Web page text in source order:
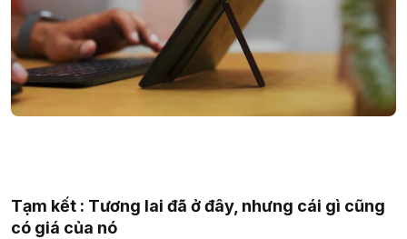
Tạm kết : Tương lai đã ở đây, nhưng cái gì cũng
có giá của nó